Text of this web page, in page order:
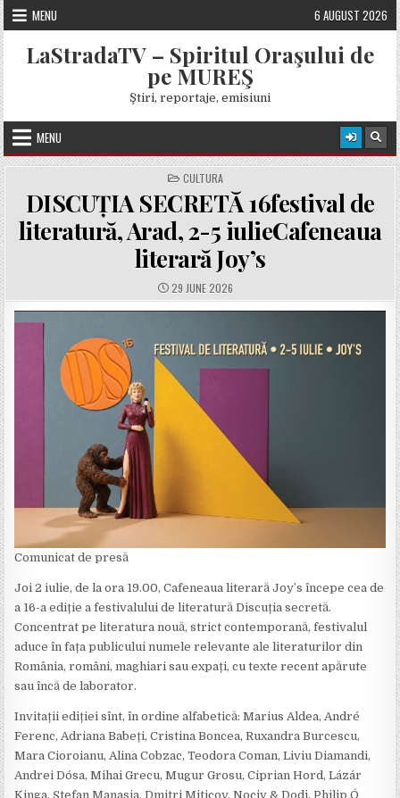
Skip
to
content
MENU 6 AUGUST 2026
LaStradaTV – Spiritul Oraşului de
pe MUREŞ
Ştiri, reportaje, emisiuni
MENU
POSTED
IN
CULTURA
DISCUȚIA SECRETĂ 16festival de
literatură, Arad, 2-5 iulieCafeneaua
literară Joy’s
PUBLISHED
DATE:
29 JUNE 2026
Comunicat de presă
Joi 2 iulie, de la ora 19.00, Cafeneaua literară Joy’s începe cea de
a 16-a ediție a festivalului de literatură Discuția secretă.
Concentrat pe literatura nouă, strict contemporană, festivalul
aduce în fața publicului numele relevante ale literaturilor din
România, români, maghiari sau expați, cu texte recent apărute
sau încă de laborator.
Invitații ediției sînt, în ordine alfabetică: Marius Aldea, André
Ferenc, Adriana Babeți, Cristina Boncea, Ruxandra Burcescu,
Mara Cioroianu, Alina Cobzac, Teodora Coman, Liviu Diamandi,
Andrei Dósa, Mihai Grecu, Mugur Grosu, Ciprian Hord, Lázár
Kinga, Ștefan Manasia, Dmitri Miticov, Nociv & Dodi, Philip Ó